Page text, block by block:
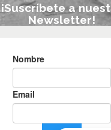
¡Suscríbete a
Newsletter!